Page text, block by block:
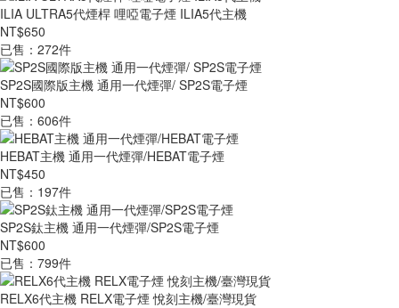
ILIA ULTRA5代煙桿 哩啞電子煙 ILIA5代主機
NT$650
已售：272件
SP2S國際版主機 通用一代煙彈/ SP2S電子煙
NT$600
已售：606件
HEBAT主機 通用一代煙彈/HEBAT電子煙
NT$450
已售：197件
SP2S鈦主機 通用一代煙彈/SP2S電子煙
NT$600
已售：799件
RELX6代主機 RELX電子煙 悅刻主機/臺灣現貨